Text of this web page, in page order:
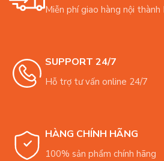
Miễn phí giao hàng nội thành
SUPPORT 24/7
Hỗ trợ tư vấn online 24/7
HÀNG CHÍNH HÃNG
100% sản phẩm chính hãng